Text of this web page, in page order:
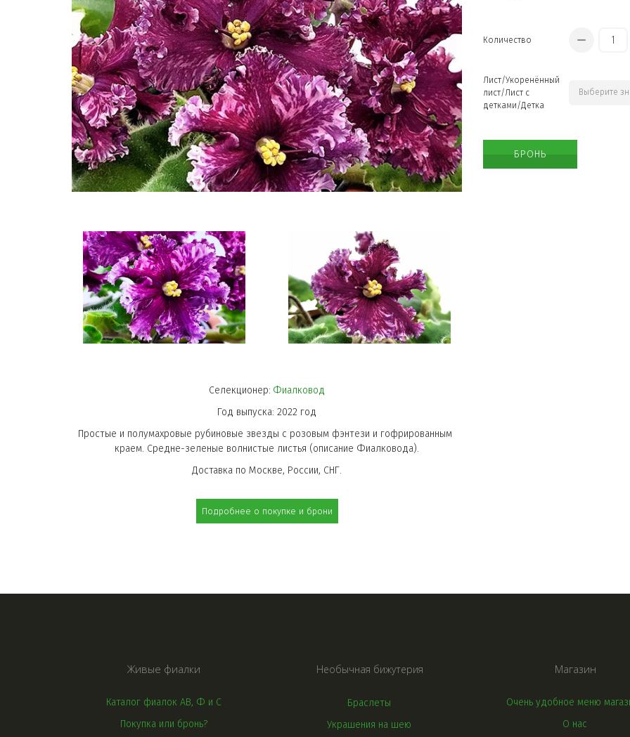
НЕОБЫЧНАЯ БИЖУТЕРИЯ
Количество
Лист/Укоренённый
лист/Лист с
детками/Детка
БРОНЬ
Селекционер: Фиалковод
Год выпуска: 2022 год
Простые и полумахровые рубиновые звезды с розовым фэнтези и гофрированным
краем. Средне-зеленые волнистые листья (описание Фиалковода).
Доставка по Москве, России, СНГ.
Подробнее о покупке и брони
Живые фиалки
Каталог фиалок АВ, Ф и С
Покупка или бронь?
Необычная бижутерия
Браслеты
Украшения на шею
Магазин
Очень удобное меню
О нас